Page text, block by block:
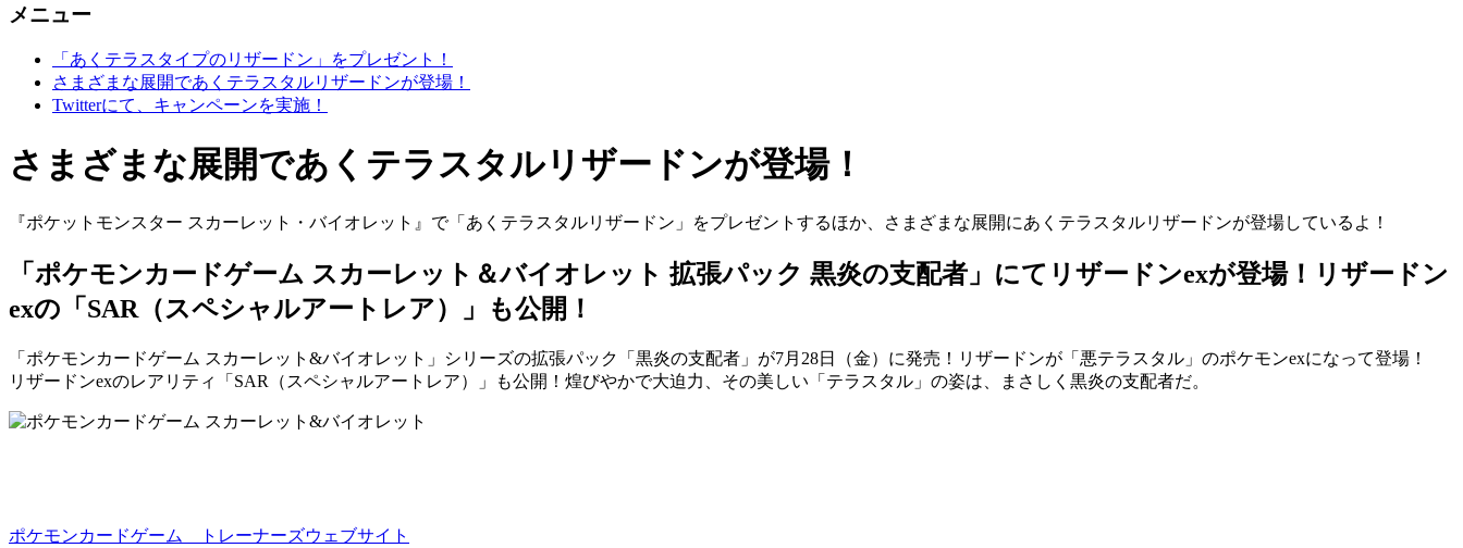
メニュー
「あくテラスタイプのリザードン」をプレゼント！
さまざまな展開であくテラスタルリザードンが登場！
Twitterにて、キャンペーンを実施！
さまざまな展開であくテラスタルリザードンが登場！
『ポケットモンスター スカーレット・バイオレット』で「あくテラスタルリザードン」をプレゼントするほか、さまざまな展開にあくテラスタルリザードンが登場しているよ！
「ポケモンカードゲーム スカーレット＆バイオレット 拡張パック 黒炎の支配者」にてリザードンexが登場！リザードン
exの「SAR（スペシャルアートレア）」も公開！
「ポケモンカードゲーム スカーレット&バイオレット」シリーズの拡張パック「黒炎の支配者」が7月28日（金）に発売！リザードンが「悪テラスタル」のポケモンexになって登場！
リザードンexのレアリティ「SAR（スペシャルアートレア）」も公開！煌びやかで大迫力、その美しい「テラスタル」の姿は、まさしく黒炎の支配者だ。
ポケモンカードゲーム トレーナーズウェブサイト